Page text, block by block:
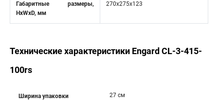
Габаритные размеры,
HxWxD, мм
270х275х123
Технические характеристики Engard CL-3-415-
100rs
Ширина упаковки 27 см